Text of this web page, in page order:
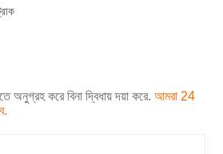
অনুগ্রহ করে বিনা দ্বিধায় দয়া করে.আমরা 24